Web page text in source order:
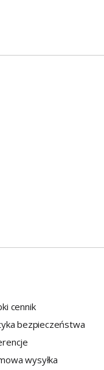
cennik
bezpieczeństwa
wysyłka